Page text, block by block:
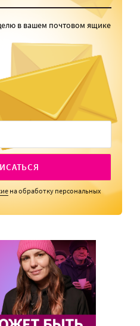
в вашем почтовом ящике
на обработку персональных